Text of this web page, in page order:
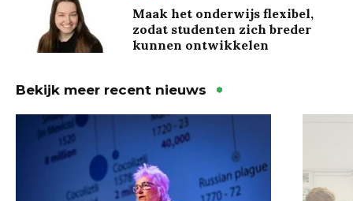
Maak het onderwijs flexibel,
zodat studenten zich breder
kunnen ontwikkelen
Bekijk meer recent nieuws